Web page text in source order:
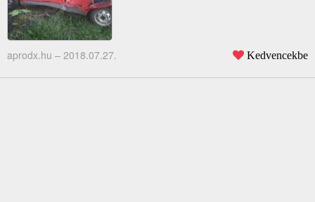
aprodx.hu – 2018.07.27. Kedvencekbe